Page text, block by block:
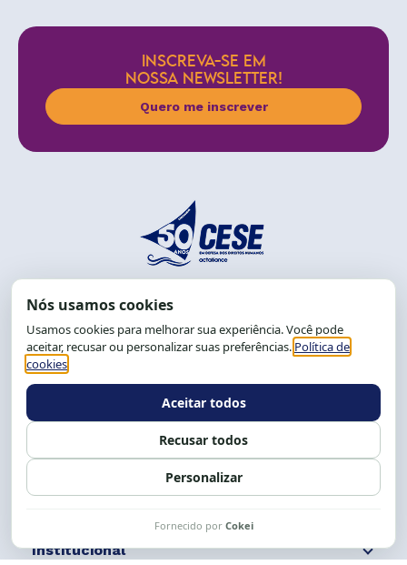
INSCREVA-SE EM
NOSSA NEWSLETTER!
Quero me inscrever
End.: R. da Graça, 150. Graça
CEP: 40.150-055
Salvador-BA, Brasil.
Tel.: (71) 2104-5457, Cel.: (71) 9 9239-2104 ou 2105
Expediente: 8h às 12h e 13 às 17h.
Siga nossas redes Fale conosco
Institucional